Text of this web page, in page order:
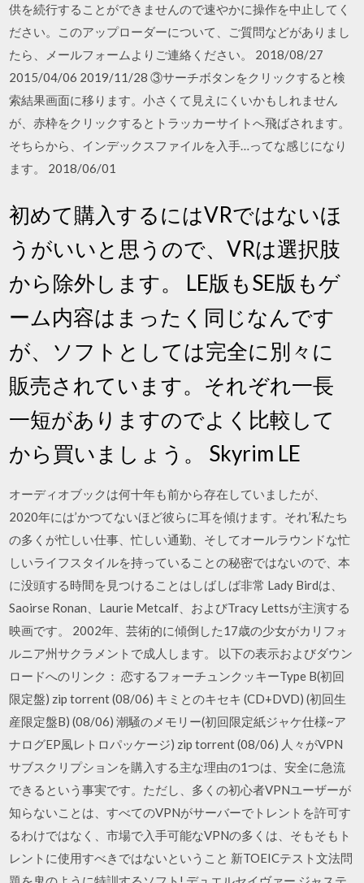
供を続行することができませんので速やかに操作を中止してく
ださい。このアップローダーについて、ご質問などがありまし
たら、メールフォームよりご連絡ください。 2018/08/27
2015/04/06 2019/11/28 ③サーチボタンをクリックすると検
索結果画面に移ります。小さくて見えにくいかもしれません
が、赤枠をクリックするとトラッカーサイトへ飛ばされます。
そちらから、インデックスファイルを入手…ってな感じになり
ます。 2018/06/01
初めて購入するにはVRではないほ
うがいいと思うので、VRは選択肢
から除外します。 LE版もSE版もゲ
ーム内容はまったく同じなんです
が、ソフトとしては完全に別々に
販売されています。それぞれ一長
一短がありますのでよく比較して
から買いましょう。 Skyrim LE
オーディオブックは何十年も前から存在していましたが、
2020年には’かつてないほど彼らに耳を傾けます。それ’私たち
の多くが忙しい仕事、忙しい通勤、そしてオールラウンドな忙
しいライフスタイルを持っていることの秘密ではないので、本
に没頭する時間を見つけることはしばしば非常 Lady Birdは、
Saoirse Ronan、Laurie Metcalf、およびTracy Lettsが主演する
映画です。 2002年、芸術的に傾倒した17歳の少女がカリフォ
ルニア州サクラメントで成人します。 以下の表示およびダウン
ロードへのリンク： 恋するフォーチュンクッキーType B(初回
限定盤) zip torrent (08/06) キミとのキセキ (CD+DVD) (初回生
産限定盤B) (08/06) 潮騒のメモリー(初回限定紙ジャケ仕様~ア
ナログEP風レトロパッケージ) zip torrent (08/06) 人々がVPN
サブスクリプションを購入する主な理由の1つは、安全に急流
できるという事実です。ただし、多くの初心者VPNユーザーが
知らないことは、すべてのVPNがサーバーでトレントを許可す
るわけではなく、市場で入手可能なVPNの多くは、そもそもト
レントに使用すべきではないということ 新TOEICテスト文法問